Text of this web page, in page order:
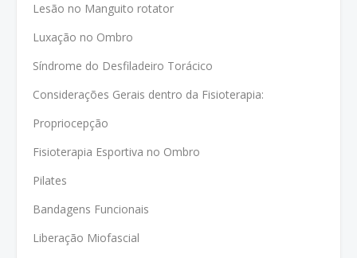
Lesão no Manguito rotator
Luxação no Ombro
Síndrome do Desfiladeiro Torácico
Considerações Gerais dentro da Fisioterapia:
Propriocepção
Fisioterapia Esportiva no Ombro
Pilates
Bandagens Funcionais
Liberação Miofascial